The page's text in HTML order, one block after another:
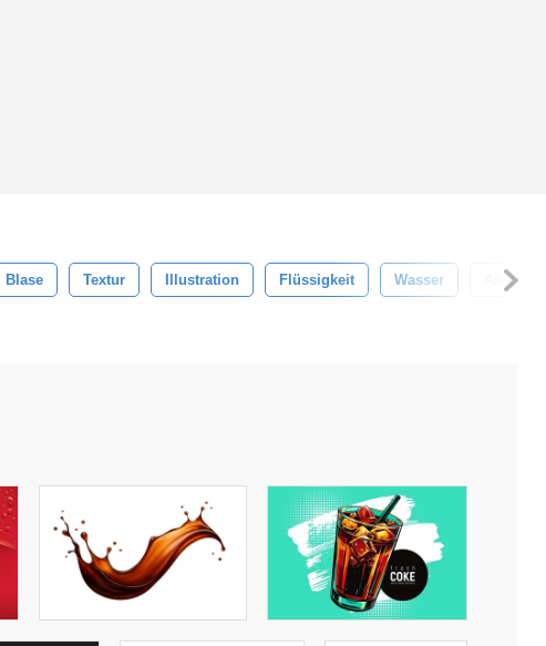
Blase Textur Illustration Flüssigkeit Wasser Abstrakt